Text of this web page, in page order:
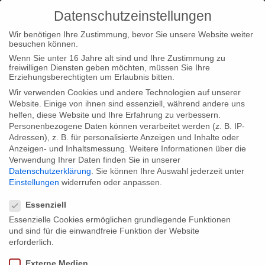
Home Startseite
ROHWEDDER – Einigkeit und Mord und
Freiheit: Nominierung für den 57. Grimme-Preis
ROHWEDDER – Einigkeit und Mord und
Freiheit: Nominierung für den 57.
Was für eine Freude, unsere vierteilige Serie ROHWEDDER –
Datenschutzeinstellungen
Wir benötigen Ihre Zustimmung, bevor Sie unsere Website weiter
besuchen können.
Wenn Sie unter 16 Jahre alt sind und Ihre Zustimmung zu
freiwilligen Diensten geben möchten, müssen Sie Ihre
Erziehungsberechtigten um Erlaubnis bitten.
Wir verwenden Cookies und andere Technologien auf unserer
Website. Einige von ihnen sind essenziell, während andere uns
helfen, diese Website und Ihre Erfahrung zu verbessern.
Personenbezogene Daten können verarbeitet werden (z. B. IP-
Adressen), z. B. für personalisierte Anzeigen und Inhalte oder
Anzeigen- und Inhaltsmessung. Weitere Informationen über die
Verwendung Ihrer Daten finden Sie in unserer
Datenschutzerklärung
Sie können Ihre Auswahl jederzeit unter
Einstellungen widerrufen oder anpassen.
Essenziell
Essenzielle Cookies ermöglichen grundlegende Funktionen
und sind für die einwandfreie Funktion der Website
erforderlich.